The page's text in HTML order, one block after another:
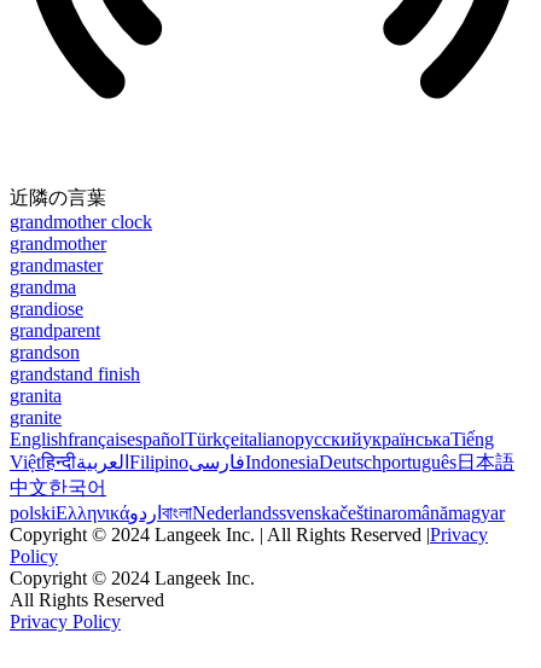
近隣の言葉
grandmother clock
grandmother
grandmaster
grandma
grandiose
grandparent
grandson
grandstand finish
granita
granite
EnglishfrançaisespañolTürkçeitalianoрусскийукраїнськаTiếng
Việtहिन्दीالعربية FilipinoفارسیIndonesiaDeutschportuguês日本語
中文한국어
polskiΕλληνικάاردو বাংলাNederlandssvenskačeštinaromânămagyar
Copyright © 2024 Langeek Inc. | All Rights Reserved |Privacy
Policy
Copyright © 2024 Langeek Inc.
All Rights Reserved
Privacy Policy